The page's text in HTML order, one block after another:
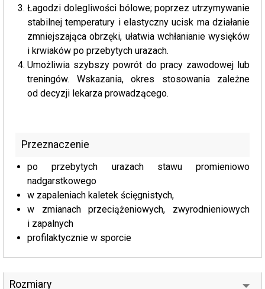
Łagodzi dolegliwości bólowe; poprzez utrzymywanie
stabilnej temperatury i elastyczny ucisk ma działanie
zmniejszająca obrzęki, ułatwia wchłanianie wysięków
i krwiaków po przebytych urazach.
Umożliwia szybszy powrót do pracy zawodowej lub
treningów. Wskazania, okres stosowania zależne
od decyzji lekarza prowadzącego.
Przeznaczenie
po przebytych urazach stawu promieniowo
nadgarstkowego
w zapaleniach kaletek ścięgnistych,
w zmianach przeciążeniowych, zwyrodnieniowych
i zapalnych
profilaktycznie w sporcie
Rozmiary